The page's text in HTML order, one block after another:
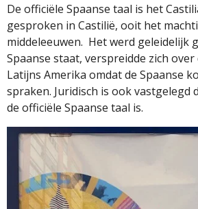
De officiële Spaanse taal is het
gesproken in Castilië, ooit het
middeleeuwen. Het werd geleidelijk
Spaanse staat, verspreidde zich
Latijns Amerika omdat de Spaanse
spraken. Juridisch is ook vastgelegd
de officiële Spaanse taal is.